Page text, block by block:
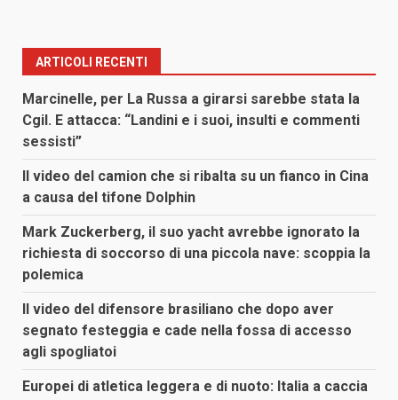
ARTICOLI RECENTI
Marcinelle, per La Russa a girarsi sarebbe stata la
Cgil. E attacca: “Landini e i suoi, insulti e commenti
sessisti”
Il video del camion che si ribalta su un fianco in Cina
a causa del tifone Dolphin
Mark Zuckerberg, il suo yacht avrebbe ignorato la
richiesta di soccorso di una piccola nave: scoppia la
polemica
Il video del difensore brasiliano che dopo aver
segnato festeggia e cade nella fossa di accesso
agli spogliatoi
Europei di atletica leggera e di nuoto: Italia a caccia